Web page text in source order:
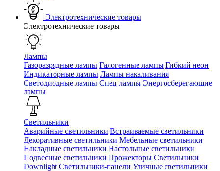
Электротехнические товары
Электротехнические товары
Лампы
Газоразрядные лампы Галогенные лампы Гибкий неон
Индикаторные лампы Лампы накаливания
Светодиодные лампы Спец лампы Энергосберегающие
лампы
Светильники
Аварийные светильники Встраиваемые светильники
Декоративные светильники Мебельные светильники
Накладные светильники Настольные светильники
Подвесные светильники Прожекторы Светильники
Downlight Светильники-панели Уличные светильники